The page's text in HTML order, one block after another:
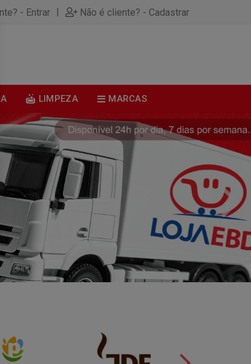
- Entrar | Não é cliente? - Cadastrar
LIMPEZA MARCAS